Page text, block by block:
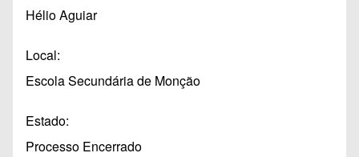
Hélio Aguiar
Local
Escola Secundária de Monção
Estado
Processo Encerrado